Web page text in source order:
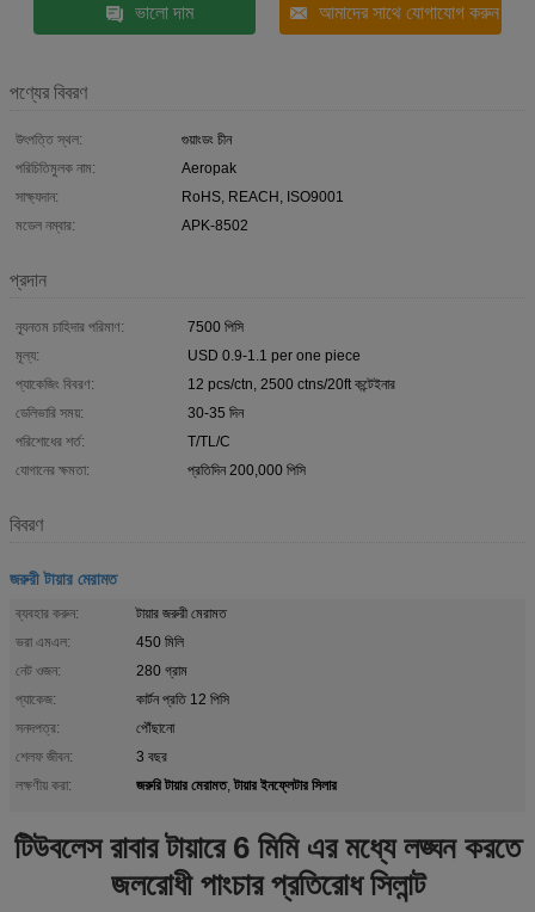
ভালো দাম আমাদের সাথে যোগাযোগ করুন
পণ্যের বিবরণ
উৎপত্তি স্থল:
গুয়াংডং চীন
পরিচিতিমুলক নাম:
Aeropak
সাক্ষ্যদান:
RoHS, REACH, ISO9001
মডেল নম্বার:
APK-8502
প্রদান
ন্যূনতম চাহিদার পরিমাণ:
7500 পিসি
মূল্য:
USD 0.9-1.1 per one piece
প্যাকেজিং বিবরণ:
12 pcs/ctn, 2500 ctns/20ft কন্টেইনার
ডেলিভারি সময়:
30-35 দিন
পরিশোধের শর্ত:
T/TL/C
যোগানের ক্ষমতা:
প্রতিদিন 200,000 পিসি
বিবরণ
জরুরী টায়ার মেরামত
ব্যবহার করুন:
টায়ার জরুরী মেরামত
ভরা এমএল:
450 মিলি
নেট ওজন:
280 গ্রাম
প্যাকেজ:
কার্টন প্রতি 12 পিসি
সনদপত্র:
পৌঁছানো
শেলফ জীবন:
3 বছর
লক্ষণীয় করা:
জরুরি টায়ার মেরামত,টায়ার ইনফ্লেটার সিলার
টিউবলেস রাবার টায়ারে 6 মিমি এর মধ্যে লঙ্ঘন করতে
জলরোধী পাংচার প্রতিরোধ সিলান্ট